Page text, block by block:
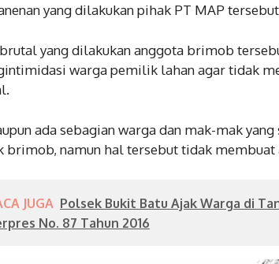
yang dilakukan pihak PT MAP
yang dilakukan anggota brimob
warga pemilik lahan agar tidak
ada sebagian warga dan mak-mak
brimob, namun hal tersebut tidak membuat
JUGA Polsek Bukit Batu Ajak Warga di
No. 87 Tahun 2016